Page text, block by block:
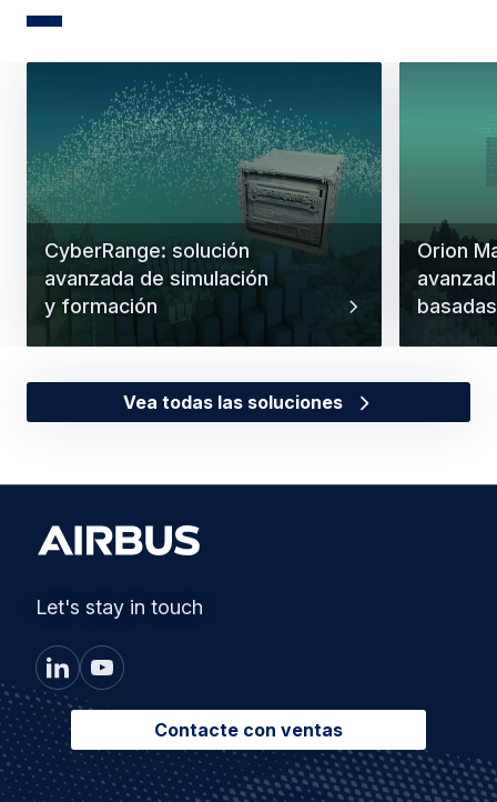
CyberRange: solución
avanzada de simulación
y formación
Orion
Vea todas las soluciones
Let's stay in touch
Contacte con ventas